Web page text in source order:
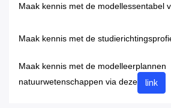
Maak kennis met de modellessentabel
Maak kennis met de
Maak kennis met de modelleerplannen
natuurwetenschappen via deze
link